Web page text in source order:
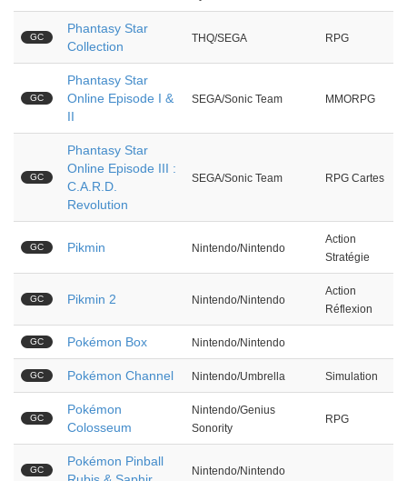
GC
Phantasy Star
Collection
THQ/SEGA RPG
GC
Phantasy Star
Online Episode I &
II
SEGA/Sonic Team MMORPG
GC
Phantasy Star
Online Episode III :
C.A.R.D.
Revolution
SEGA/Sonic Team RPG Cartes
GC Pikmin Nintendo/Nintendo
Action
Stratégie
GC Pikmin 2 Nintendo/Nintendo
Action
Réflexion
GC Pokémon Box Nintendo/Nintendo
GC Pokémon Channel Nintendo/Umbrella Simulation
GC
Pokémon
Colosseum
Nintendo/Genius
Sonority
RPG
GC
Pokémon Pinball
Nintendo/Nintendo